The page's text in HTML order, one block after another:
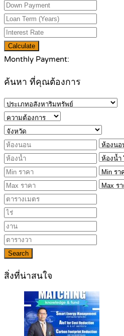
Calculate
Monthly Payment:
ค้นหา ที่คุณต้องการ
Search
สิ่งที่น่าสนใจ